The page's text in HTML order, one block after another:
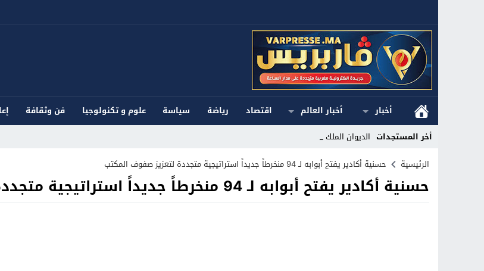
أخبار أخبار العالم اقتصاد رياضة سياسة علوم و تكنولوجيا فن وثقافة
أخر المستجدات الديوان الملكي ا_
Stop
Previous
الرئيسية حسنية أكادير يفتح أبوابه لـ 94 منخرطاً جديداً استراتيجية متجددة لتعزيز صفوف المكتب
حسنية أكادير يفتح أبوابه لـ 94 منخرطاً جديداً استراتيجية متجددة لتعزيز صفوف المكتب